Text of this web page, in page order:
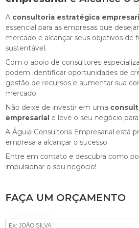
A consultoria estratégica
essencial para as empresas que
mercado e alcançar seus objetivos de
sustentável.
Com o apoio de consultores
podem identificar oportunidades de
gestão de recursos e aumentar sua
mercado.
Não deixe de investir em uma
empresarial e leve o seu negócio
A Águia Consultoria Empresarial está
empresa a alcançar o sucesso.
Entre em contato e descubra como
impulsionar o seu negócio!
FAÇA UM ORÇAMENTO